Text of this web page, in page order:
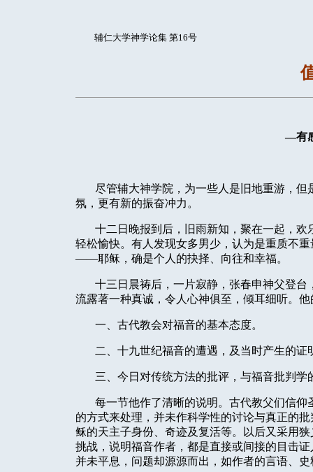
辅仁大学神学论集 第16号
—有
尽管辅大神学院，为一些人是旧地重游，
氛，更有新的振奋冲力。
十二日晚报到后，旧雨新知，聚在一起，
轻松愉快。有人发现女多男少，认为是重质不
——耶稣，确是个人的抉择、向往和幸福。
十三日晨祷后，一片寂静，张春申神父登
流露著一种真诚，令人心神俱至，倾耳细听。
一、古代教会对福音的基本态度。
二、十九世纪福音的遭遇，及当时产生的证
三、今日对传统方法的批评，与福音批判学
每一节他作了清晰的说明。古代教父们信
的方式来处理，并未作科学性的讨论与真正的
稣的天主子身份、奇迹及复活等。以后又采用
挑战，说明福音作者，都是直接或间接的目击
并未平息，问题却源源而出，如作者的言语、